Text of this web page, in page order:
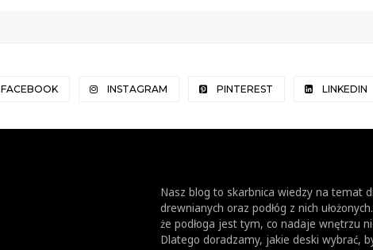
FACEBOOK INSTAGRAM PINTEREST LINKEDIN
Nasz blog to skarbnica wiedzy na temat
drewnianych oraz podłóg z nich
że podłoga jest tym, co nadaje wnętrzu
Dlatego doradzamy, jakie deski wybrać,